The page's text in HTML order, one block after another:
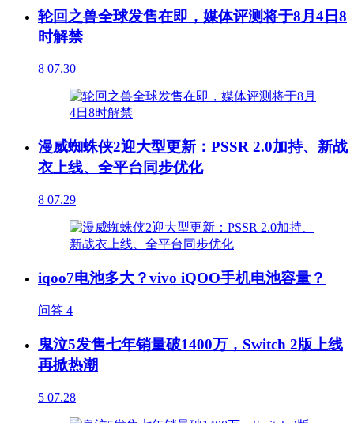
轮回之兽全球发售在即，媒体评测将于8月4日8
时解禁
8 07.30
漫威蜘蛛侠2迎大型更新：PSSR 2.0加持、新战
衣上线、全平台同步优化
8 07.29
iqoo7电池多大？vivo iQOO手机电池容量？
问答 4
鬼泣5发售七年销量破1400万，Switch 2版上线
再掀热潮
5 07.28